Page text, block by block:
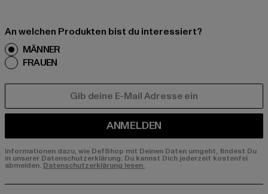
An welchen Produkten bist du interessiert?
MÄNNER
FRAUEN
ANMELDEN
Informationen dazu, wie DefShop mit Deinen Daten umgeht, findest Du
in unserer Datenschutzerklärung. Du kannst Dich jederzeit kostenfei
abmelden. Datenschutzerklärung lesen.